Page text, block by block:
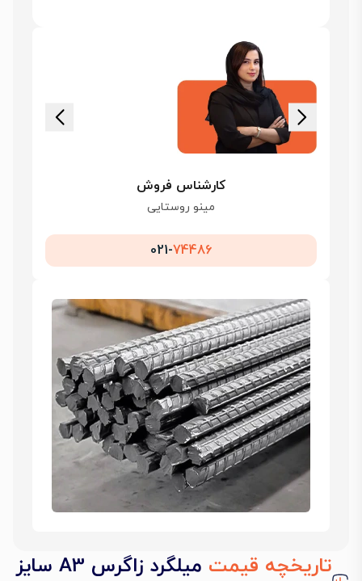
کارشناس فروش
مینو روستایی
021-74486
تاریخچه قیمت
میلگرد زاگرس A3 سایز